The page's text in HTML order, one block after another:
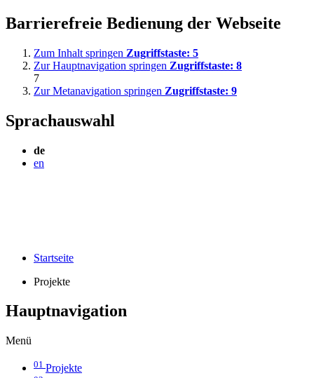
Barrierefreie Bedienung der Webseite
Zum Inhalt springen Zugriffstaste: 5
Zur Hauptnavigation springen Zugriffstaste: 8
7
Zur Metanavigation springen Zugriffstaste: 9
Sprachauswahl
de
en
Startseite
Projekte
Hauptnavigation
Menü
01 Projekte